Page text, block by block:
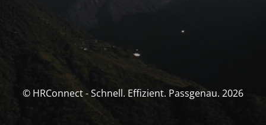
© HRConnect - Schnell. Effizient. Passgenau. 2026